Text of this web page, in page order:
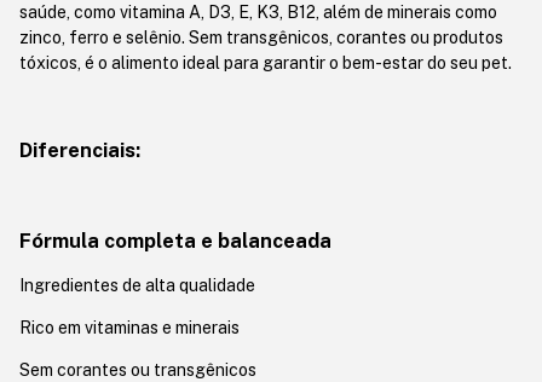
saúde, como vitamina A, D3, E, K3, B12, além de minerais como
zinco, ferro e selênio. Sem transgênicos, corantes ou produtos
tóxicos, é o alimento ideal para garantir o bem-estar do seu pet.
Diferenciais:
Fórmula completa e balanceada
Ingredientes de alta qualidade
Rico em vitaminas e minerais
Sem corantes ou transgênicos